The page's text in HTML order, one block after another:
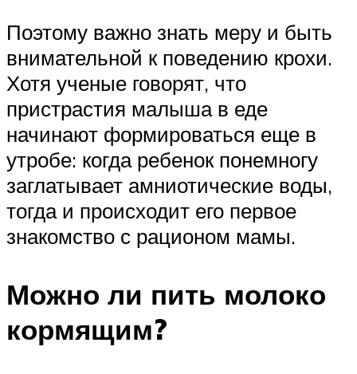
Поэтому важно знать меру и быть
внимательной к поведению крохи.
Хотя ученые говорят, что
пристрастия малыша в еде
начинают формироваться еще в
утробе: когда ребенок понемногу
заглатывает амниотические воды,
тогда и происходит его первое
знакомство с рационом мамы.
Можно ли пить молоко
кормящим?